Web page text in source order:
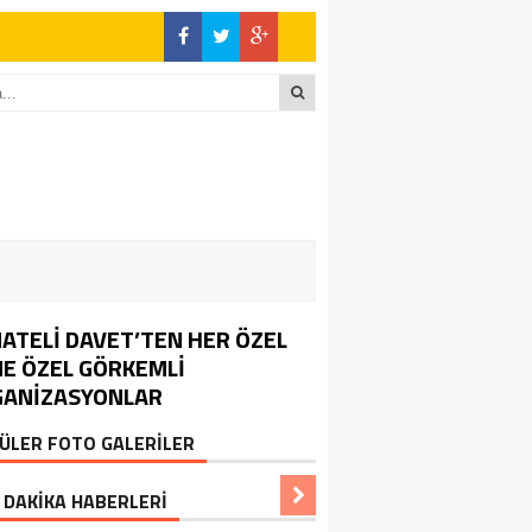
DAVET’TEN HER ÖZEL
ÖZEL GÖRKEMLİ
FOTO GALERİLER
HABERLERİ